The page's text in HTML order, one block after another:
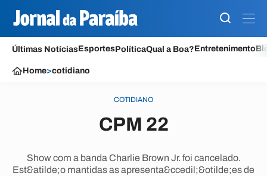
Últimas NotíciasEsportesPolíticaQual a Boa?Entretenimento
Home>cotidiano
COTIDIANO
CPM 22
Show com a banda Charlie Brown Jr. foi cancelado.
Est&atilde;o mantidas as apresenta&ccedil;&otilde;es de